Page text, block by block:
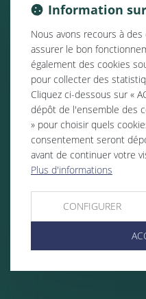
Information
Nous avons recours à
assurer le bon
également des cookies
pour collecter des
Cliquez ci-dessous sur «
dépôt de l'ensemble des
» pour choisir quels
consentement seront
avant de continuer votre
Plus d'informations
CONFIGURER